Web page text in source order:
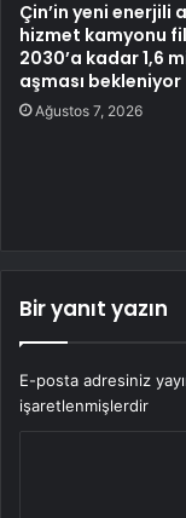
Çin’in yeni enerjili
hizmet kamyonu
2030’a kadar 1,6
aşması bekleniyor
Ağustos 7, 2026
Bir yanıt yazın
E-posta adresiniz
işaretlenmişlerdir